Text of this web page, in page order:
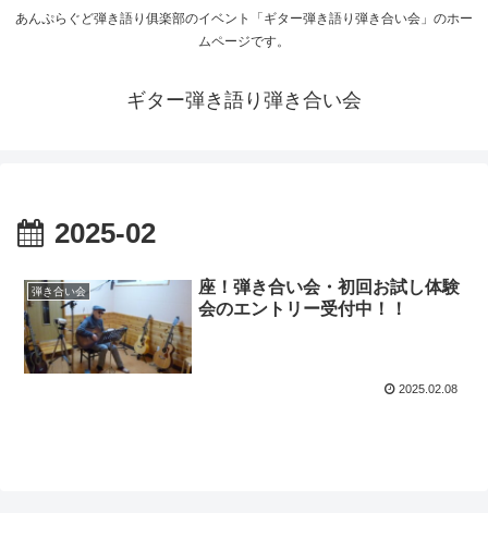
あんぷらぐど弾き語り俱楽部のイベント「ギター弾き語り弾き合い会」のホー
ムページです。
ギター弾き語り弾き合い会
2025-02
弾き合い会
座！弾き合い会・初回お試し体験
会のエントリー受付中！！
2025.02.08